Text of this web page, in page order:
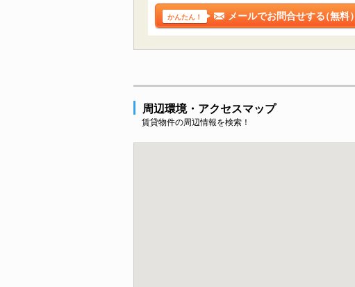
かんたん！ メールでお問合せする（無料）
周辺環境・アクセスマップ
賃貸物件の周辺情報を検索！